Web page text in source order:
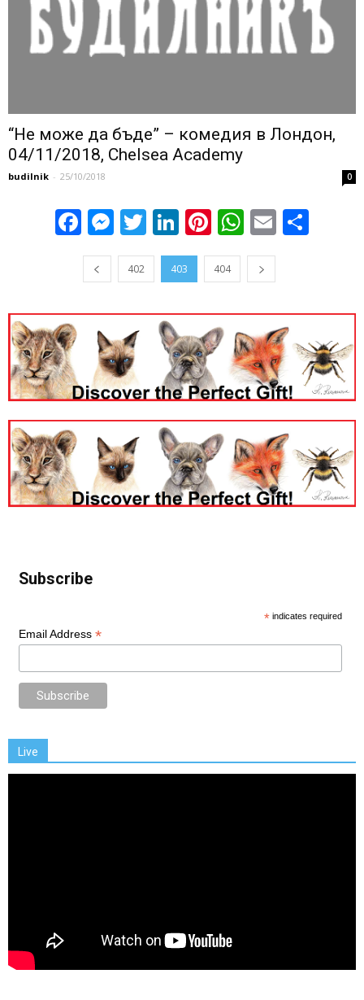
“Не може да бъде” – комедия в Лондон,
04/11/2018, Chelsea Academy
budilnik - 25/10/2018 0
Facebook
Messenger
Twitter
LinkedIn
Pinterest
WhatsApp
Email
402 403 404
Subscribe
* indicates required
Email Address *
Live